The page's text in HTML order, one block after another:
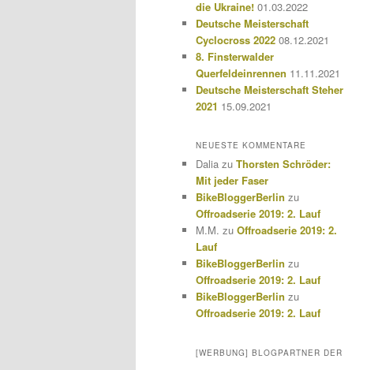
die Ukraine! 01.03.2022
Deutsche Meisterschaft
Cyclocross 2022 08.12.2021
8. Finsterwalder
Querfeldeinrennen 11.11.2021
Deutsche Meisterschaft Steher
2021 15.09.2021
NEUESTE KOMMENTARE
Dalia zu Thorsten Schröder:
Mit jeder Faser
BikeBloggerBerlin zu
Offroadserie 2019: 2. Lauf
M.M. zu Offroadserie 2019: 2.
Lauf
BikeBloggerBerlin zu
Offroadserie 2019: 2. Lauf
BikeBloggerBerlin zu
Offroadserie 2019: 2. Lauf
[WERBUNG] BLOGPARTNER DER